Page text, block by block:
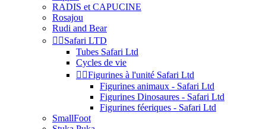
RADIS et CAPUCINE
Rosajou
Rudi and Bear
 Safari LTD
Tubes Safari Ltd
Cycles de vie
 Figurines à l'unité Safari Ltd
Figurines animaux - Safari Ltd
Figurines Dinosaures - Safari Ltd
Figurines féeriques - Safari Ltd
SmallFoot